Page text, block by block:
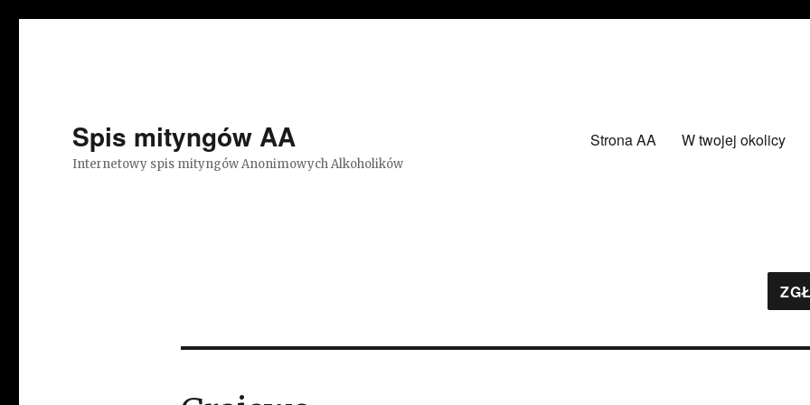
Spis mityngów AA
Internetowy spis mityngów Anonimowych Alkoholików
Strona AA W twojej okolicy